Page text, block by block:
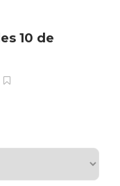
10 de